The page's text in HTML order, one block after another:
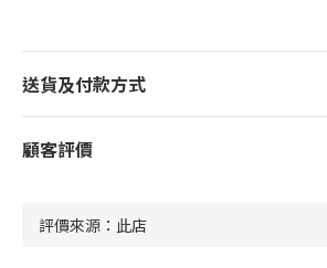
送貨及付款方式
顧客評價